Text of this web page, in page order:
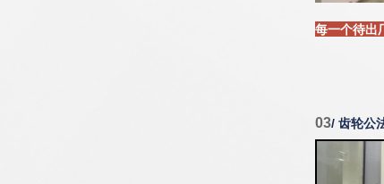
每一个待出
03/ 齿轮公